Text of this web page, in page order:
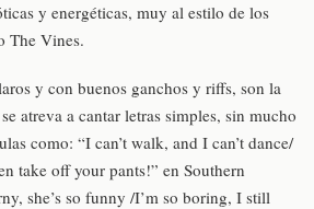
y energéticas, muy al estilo de los
The Vines.
y con buenos ganchos y riffs, son la
atreva a cantar letras simples, sin mucho
como: “I can’t walk, and I can’t dance/
take off your pants!” en Southern
she’s so funny /I’m so boring, I still